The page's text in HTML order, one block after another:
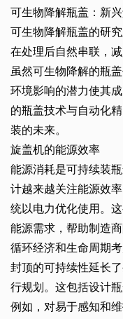
可生物降解瓶盖：新
可生物降解瓶盖的研
在处理后自然串联，
虽然可生物降解的瓶
环境影响的潜力使其
的瓶盖技术与自动化
装的未来。
旋盖机的能源效率
能源消耗是可持续装
计越来越关注能源效
统以电力优化使用。
能源需求，帮助制造
循环经济和生命周期
封顶的可持续性延长
行规划。这包括设计
例如，对易于感知和